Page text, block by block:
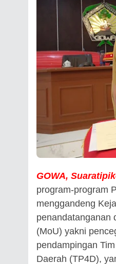
GOWA,
program-program
menggandeng
penandatanganan
(MoU) yakni
pendampingan
Daerah (TP4D),